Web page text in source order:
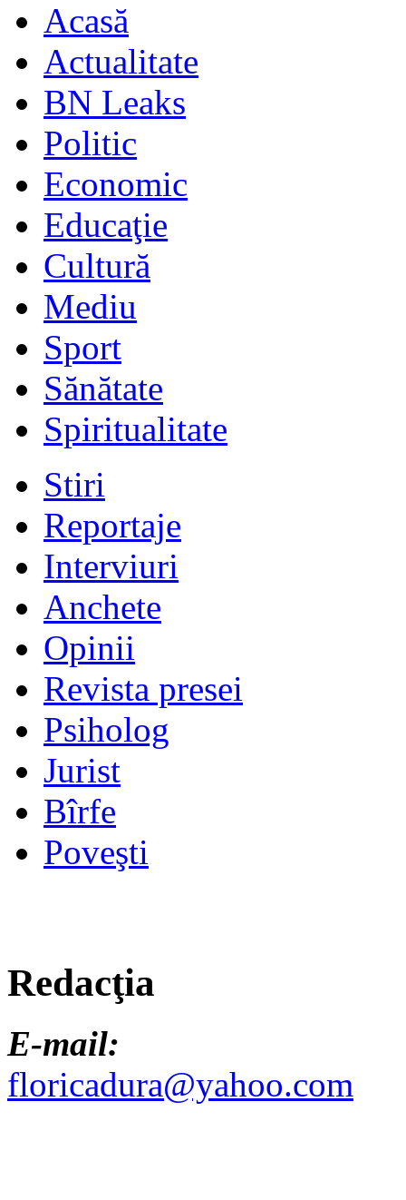
Acasă
Actualitate
BN Leaks
Politic
Economic
Educaţie
Cultură
Mediu
Sport
Sănătate
Spiritualitate
Stiri
Reportaje
Interviuri
Anchete
Opinii
Revista presei
Psiholog
Jurist
Bîrfe
Poveşti
Redacţia
E-mail:
floricadura@yahoo.com